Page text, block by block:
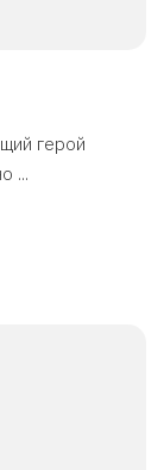
герой
...